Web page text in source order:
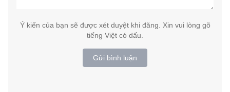
Ý kiến của bạn sẽ được xét duyệt khi đăng. Xin vui lòng gõ
tiếng Việt có dấu.
Gửi bình luận